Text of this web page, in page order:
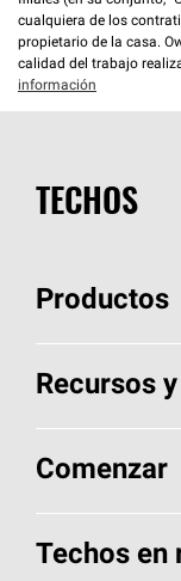
cualquiera de los
propietario de la casa.
calidad del trabajo
información
TECHOS
Productos
Elija sus tejas
Encuentre un
Recursos
Aspectos
Herramientas
Comenzar
Llame al 1-
Techos en